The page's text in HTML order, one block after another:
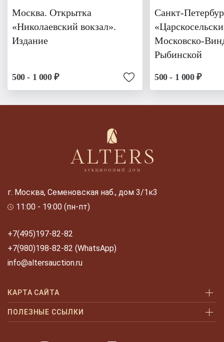
Москва. Открытка
«Николаевский вокзал».
Издание
500 - 1 000 ₽
Санкт-
Московско-
Рыбинской
500 - 1 000 ₽
г. Москва, Семеновская наб., дом 3/1к3
11:00 - 19:00 (пн-пт)
+7(495)197-82-82
+7(980)198-82-82 (WhatsApp)
info@altersauction.ru
КАРТА САЙТА
Аукционы
ПОЛЕЗНЫЕ ССЫЛКИ